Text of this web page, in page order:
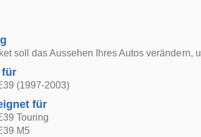
soll das Aussehen Ihres Autos verändern,
für
(1997-2003)
für
Touring
M5